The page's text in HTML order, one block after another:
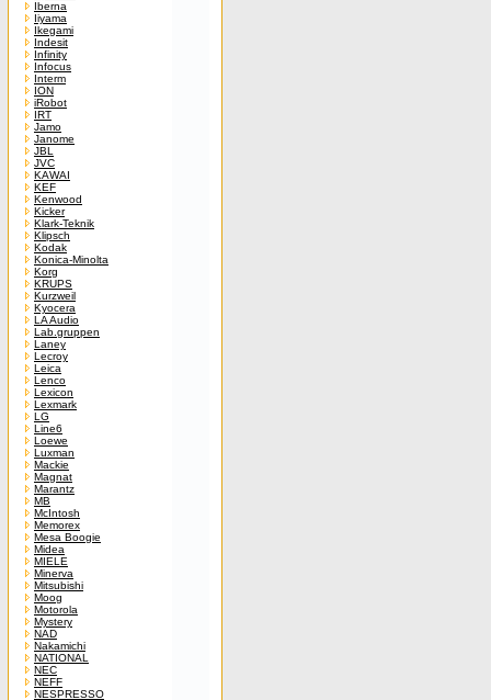
Iberna
Iiyama
Ikegami
Indesit
Infinity
Infocus
Interm
ION
iRobot
IRT
Jamo
Janome
JBL
JVC
KAWAI
KEF
Kenwood
Kicker
Klark-Teknik
Klipsch
Kodak
Konica-Minolta
Korg
KRUPS
Kurzweil
Kyocera
LA Audio
Lab.gruppen
Laney
Lecroy
Leica
Lenco
Lexicon
Lexmark
LG
Line6
Loewe
Luxman
Mackie
Magnat
Marantz
MB
McIntosh
Memorex
Mesa Boogie
Midea
MIELE
Minerva
Mitsubishi
Moog
Motorola
Mystery
NAD
Nakamichi
NATIONAL
NEC
NEFF
NESPRESSO